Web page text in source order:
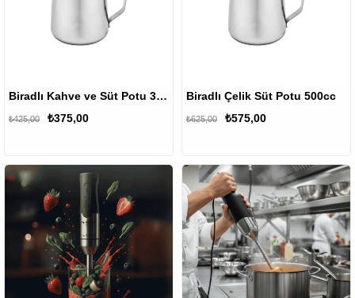
Biradlı Kahve ve Süt Potu 300cc
₺375,00
₺425,00
Biradlı Çelik Süt Potu 500cc
₺575,00
₺625,00
%7 %17